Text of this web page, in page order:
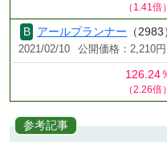
（1.41倍）
アールプランナー （2983
2021/02/10 公開価格：2,210
126.24
（2.26倍）
参考記事